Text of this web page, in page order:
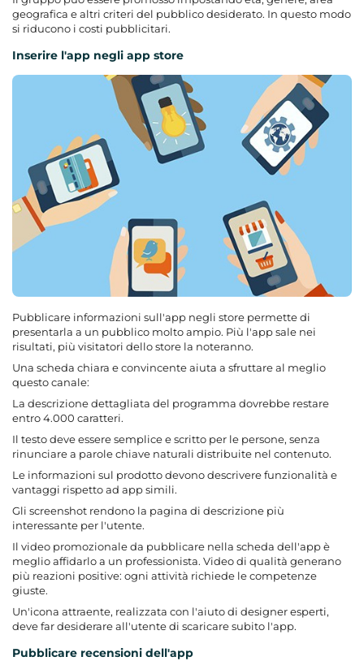
geografica e altri criteri del pubblico desiderato. In questo modo
si riducono i costi pubblicitari.
Inserire l'app negli app store
Pubblicare informazioni sull'app negli store permette di
presentarla a un pubblico molto ampio. Più l'app sale nei
risultati, più visitatori dello store la noteranno.
Una scheda chiara e convincente aiuta a sfruttare al meglio
questo canale:
La descrizione dettagliata del programma dovrebbe restare
entro 4.000 caratteri.
Il testo deve essere semplice e scritto per le persone, senza
rinunciare a parole chiave naturali distribuite nel contenuto.
Le informazioni sul prodotto devono descrivere funzionalità e
vantaggi rispetto ad app simili.
Gli screenshot rendono la pagina di descrizione più
interessante per l'utente.
Il video promozionale da pubblicare nella scheda dell'app è
meglio affidarlo a un professionista. Video di qualità generano
più reazioni positive: ogni attività richiede le competenze
giuste.
Un'icona attraente, realizzata con l'aiuto di designer esperti,
deve far desiderare all'utente di scaricare subito l'app.
Pubblicare recensioni dell'app